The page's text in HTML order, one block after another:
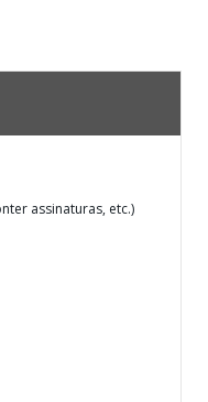
assinaturas, etc.)